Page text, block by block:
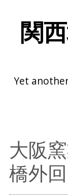
関
Yet
大阪
橋外